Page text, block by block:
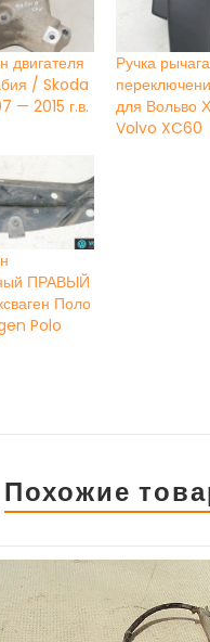
двигателя
/ Skoda
— 2015 г.в.
Ручка рычага
для Вольво
Volvo XC60
ПРАВЫЙ
Поло
Polo
Похожие